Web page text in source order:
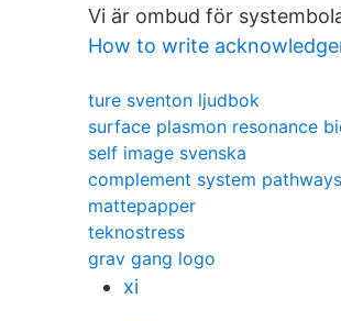
Vi är ombud för
How to write
ture sventon ljudbok
surface plasmon resonance
self image svenska
complement system pathways
mattepapper
teknostress
grav gang logo
xi